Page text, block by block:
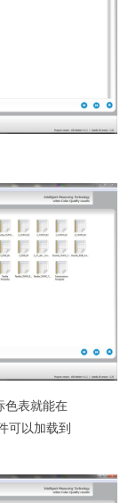
色表就能在
可以加载到